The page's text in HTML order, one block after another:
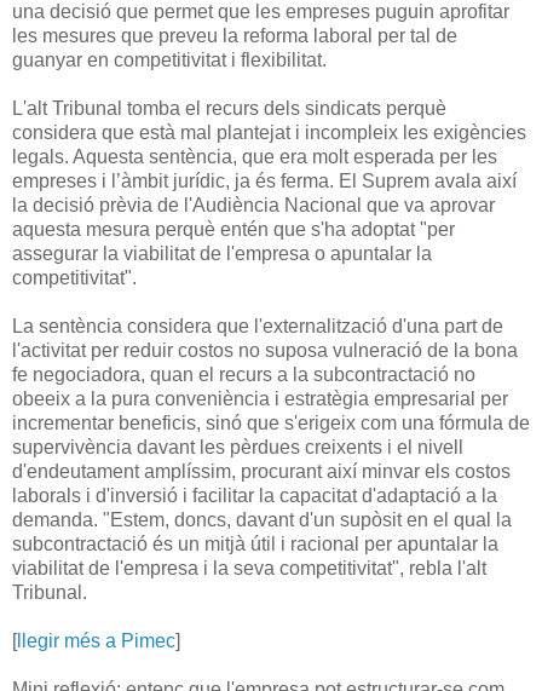
una decisió que permet que les empreses puguin aprofitar
les mesures que preveu la reforma laboral per tal de
guanyar en competitivitat i flexibilitat.
L'alt Tribunal tomba el recurs dels sindicats perquè
considera que està mal plantejat i incompleix les exigències
legals. Aquesta sentència, que era molt esperada per les
empreses i l’àmbit jurídic, ja és ferma. El Suprem avala així
la decisió prèvia de l'Audiència Nacional que va aprovar
aquesta mesura perquè entén que s'ha adoptat "per
assegurar la viabilitat de l'empresa o apuntalar la
competitivitat".
La sentència considera que l'externalització d'una part de
l'activitat per reduir costos no suposa vulneració de la bona
fe negociadora, quan el recurs a la subcontractació no
obeeix a la pura conveniència i estratègia empresarial per
incrementar beneficis, sinó que s'erigeix com una fórmula de
supervivència davant les pèrdues creixents i el nivell
d'endeutament amplíssim, procurant així minvar els costos
laborals i d'inversió i facilitar la capacitat d'adaptació a la
demanda. "Estem, doncs, davant d'un supòsit en el qual la
subcontractació és un mitjà útil i racional per apuntalar la
viabilitat de l'empresa i la seva competitivitat", rebla l'alt
Tribunal.
[llegir més a Pimec]